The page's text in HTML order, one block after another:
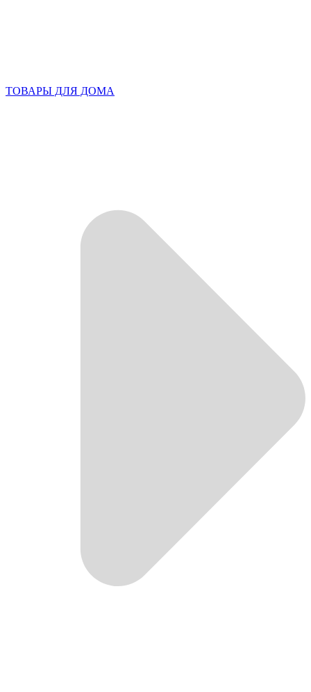
ТОВАРЫ ДЛЯ ДОМА